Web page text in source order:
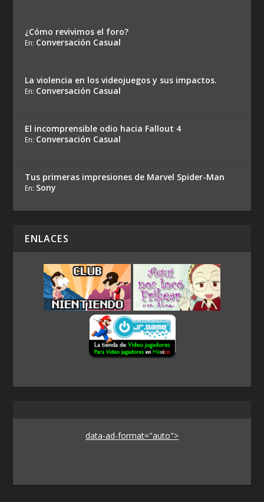
¿Cómo revivimos el foro?
En: Conversación Casual
La violencia en los videojuegos y sus impactos.
En: Conversación Casual
El incomprensible odio hacia Fallout 4
En: Conversación Casual
Tus primeras impresiones de Marvel Spider-Man
En: Sony
ENLACES
data-ad-format="auto">